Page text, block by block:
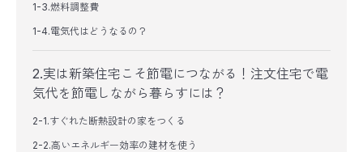
1-3.燃料調整費
1-4.電気代はどうなるの？
2.実は新築住宅こそ節電につながる！注文住宅で電
気代を節電しながら暮らすには？
2-1.すぐれた断熱設計の家をつくる
2-2.高いエネルギー効率の建材を使う